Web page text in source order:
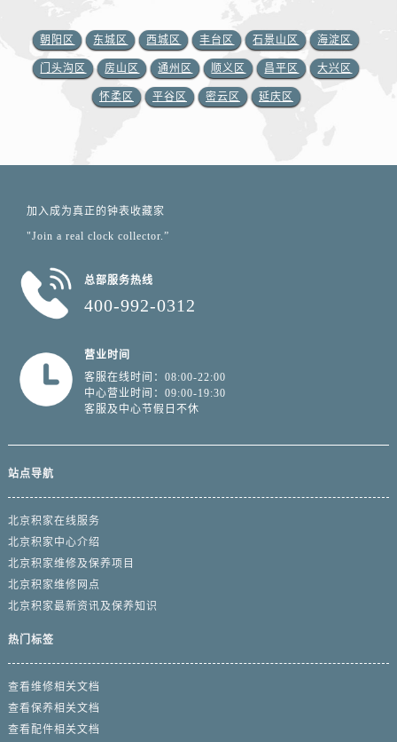
朝阳区 东城区 西城区 丰台区 石景山区 海淀区
门头沟区 房山区 通州区 顺义区 昌平区 大兴区
怀柔区 平谷区 密云区 延庆区
加入成为真正的钟表收藏家
"Join a real clock collector.”
总部服务热线
400-992-0312
营业时间
客服在线时间：08:00-22:00
中心营业时间：09:00-19:30
客服及中心节假日不休
站点导航
北京积家在线服务
北京积家中心介绍
北京积家维修及保养项目
北京积家维修网点
北京积家最新资讯及保养知识
热门标签
查看维修相关文档
查看保养相关文档
查看配件相关文档